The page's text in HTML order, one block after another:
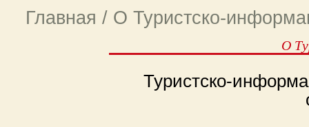
Главная / О Туристско-
О
Туристско-